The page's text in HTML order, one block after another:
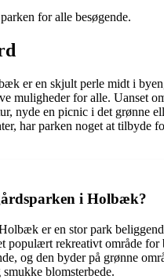
for alle besøgende.
er en skjult perle midt i
muligheder for alle. Uanset
nyde en picnic i det grønne
har parken noget at tilbyde
i Holbæk?
er en stor park
populært rekreativt område for
og den byder på grønne
smukke blomsterbede.